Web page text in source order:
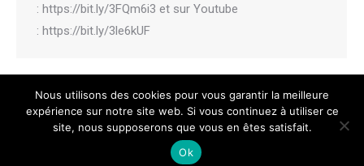
: https://bit.ly/3FQm6i3 et sur Youtube
: https://bit.ly/3le6kUF
© 2021 MaPi Web & Marketing |Politique de données
légales
Nous utilisons des cookies pour vous garantir la meilleure
expérience sur notre site web. Si vous continuez à utiliser ce
site, nous supposerons que vous en êtes satisfait.
Ok